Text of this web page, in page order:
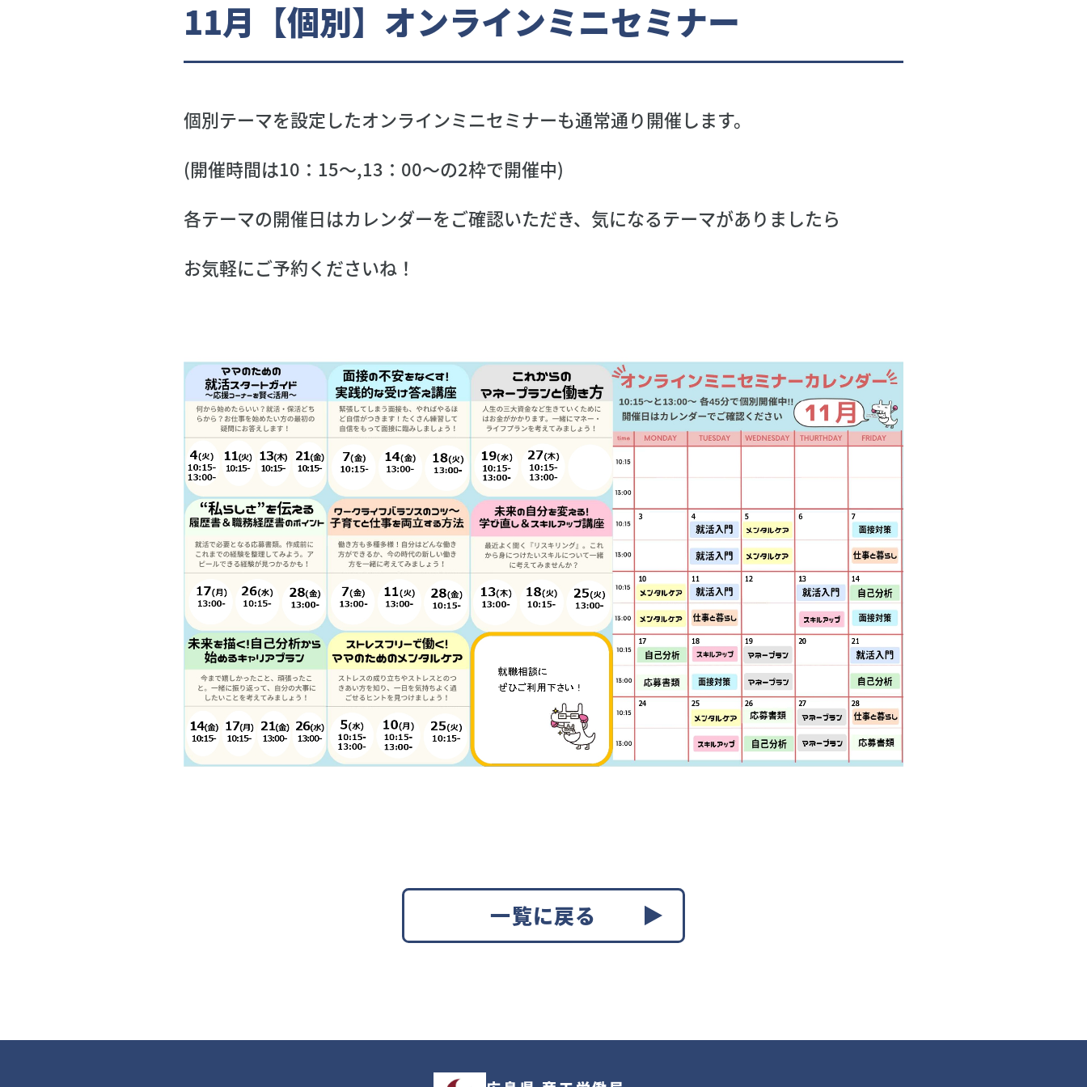
11月【個別】オンラインミニセミナー
個別テーマを設定したオンラインミニセミナーも通常通り開催します。
(開催時間は10：15～,13：00～の2枠で開催中)
各テーマの開催日はカレンダーをご確認いただき、気になるテーマがありましたら
お気軽にご予約くださいね！
一覧に戻る